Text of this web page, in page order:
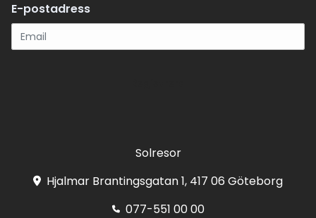
E-postadress
Solresor
Hjalmar Brantingsgatan 1, 417 06 Göteborg
077-551 00 00